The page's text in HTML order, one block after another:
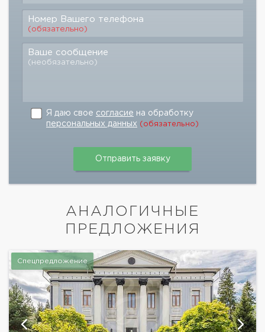
Номер Вашего телефона
(обязательно)
Ваше сообщение
(необязательно)
Я даю свое согласие на обработку
персональных данных (обязательно)
АНАЛОГИЧНЫЕ
ПРЕДЛОЖЕНИЯ
Спецпредложение